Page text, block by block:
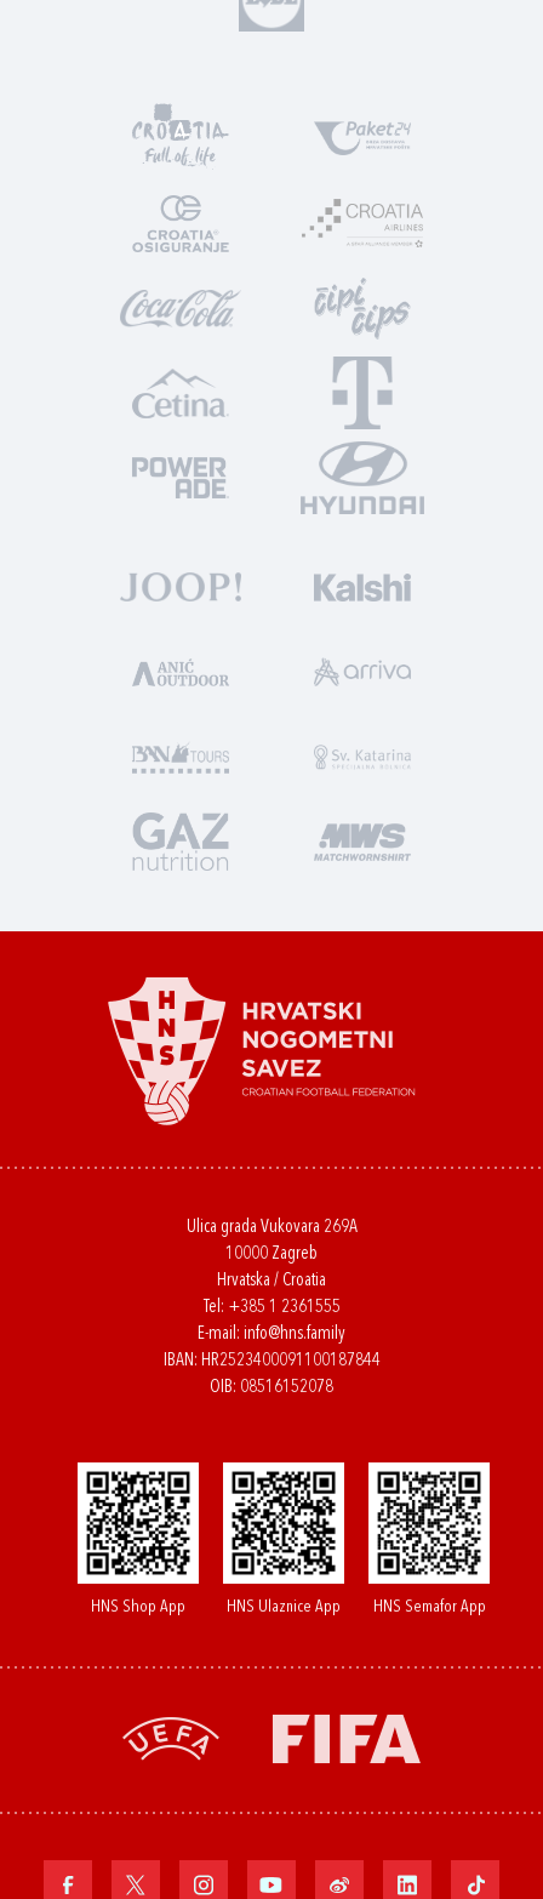
Ulica grada Vukovara 269A
10000 Zagreb
Hrvatska / Croatia
Tel: +385 1 2361555
E-mail: info@hns.family
IBAN: HR2523400091100187844
OIB: 08516152078
HNS Shop App HNS Ulaznice App HNS Semafor App